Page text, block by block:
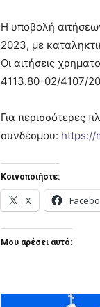
Η υποβολή
2023, με
Οι αιτήσεις
4113.80-02/4107/
Για περισσότερες
συνδέσμου: https://
Κοινοποιήστε:
X
Μου αρέσει αυτό: